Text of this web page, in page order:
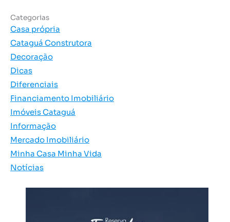
Categorias
Casa própria
Cataguá Construtora
Decoração
Dicas
Diferenciais
Financiamento Imobiliário
Imóveis Cataguá
Informação
Mercado Imobiliário
Minha Casa Minha Vida
Notícias